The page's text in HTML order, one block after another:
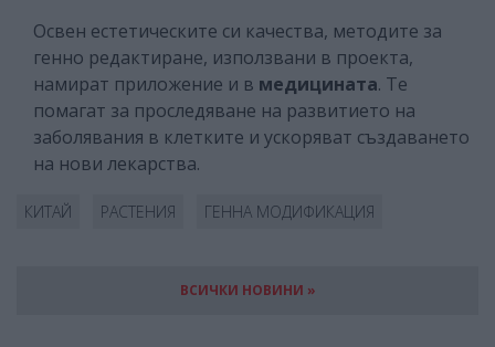
Освен естетическите си качества, методите за
генно редактиране, използвани в проекта,
намират приложение и в медицината. Те
помагат за проследяване на развитието на
заболявания в клетките и ускоряват създаването
на нови лекарства.
КИТАЙ РАСТЕНИЯ ГЕННА МОДИФИКАЦИЯ
ВСИЧКИ НОВИНИ »